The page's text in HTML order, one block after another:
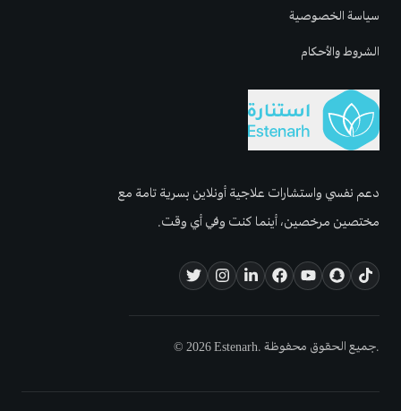
دعم نفسي واستشارات علاجية أونلاين بسرية تامة مع
مختصين مرخصين، أينما كنت وفي أي وقت.
© 2026 Estenarh. جميع الحقوق محفوظة.
سياسة الخصوصية
الشروط والأحكام